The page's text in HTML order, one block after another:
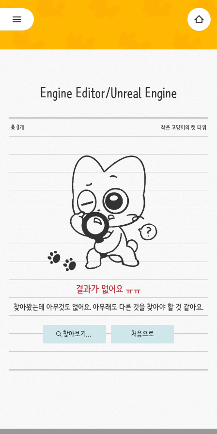
Engine Editor/Unreal Engine
총 0개 작은 고양이의 캣 타워
결과가 없어요 ㅠㅠ
찾아봤는데 아무것도 없어요. 아무래도 다른 것을 찾아야 할 것 같아요.
찾아보기… 처음으로